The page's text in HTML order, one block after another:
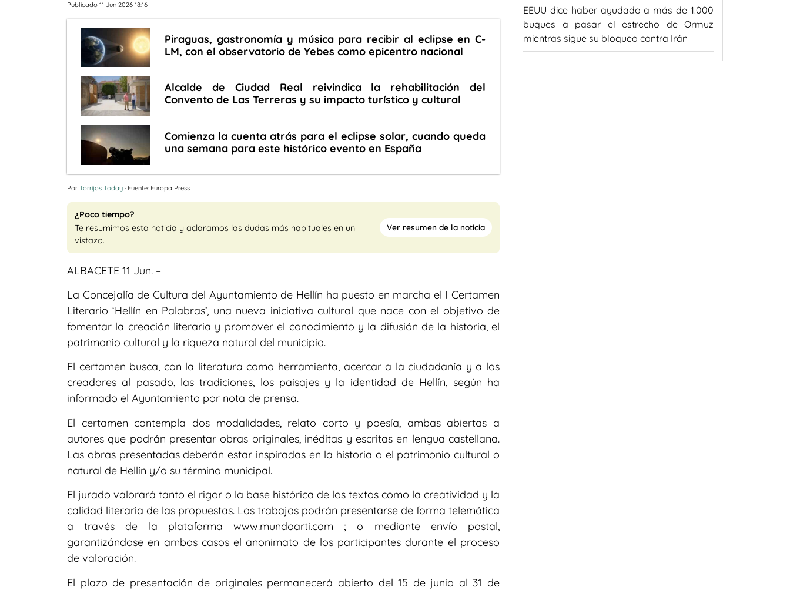
Publicado 11 Jun 2026 18:16
Piraguas, gastronomía y música para recibir al eclipse en C-
LM, con el observatorio de Yebes como epicentro nacional
Alcalde de Ciudad Real reivindica la rehabilitación del
Convento de Las Terreras y su impacto turístico y cultural
Comienza la cuenta atrás para el eclipse solar, cuando queda
una semana para este histórico evento en España
Por Torrijos Today · Fuente: Europa Press
¿Poco tiempo?
Te resumimos esta noticia y aclaramos las dudas más habituales en un
vistazo.
Ver resumen de la noticia
ALBACETE 11 Jun. –
La Concejalía de Cultura del Ayuntamiento de Hellín ha puesto en marcha el I Certamen
Literario ‘Hellín en Palabras’, una nueva iniciativa cultural que nace con el objetivo de
fomentar la creación literaria y promover el conocimiento y la difusión de la historia, el
patrimonio cultural y la riqueza natural del municipio.
El certamen busca, con la literatura como herramienta, acercar a la ciudadanía y a los
creadores al pasado, las tradiciones, los paisajes y la identidad de Hellín, según ha
informado el Ayuntamiento por nota de prensa.
El certamen contempla dos modalidades, relato corto y poesía, ambas abiertas a
autores que podrán presentar obras originales, inéditas y escritas en lengua castellana.
Las obras presentadas deberán estar inspiradas en la historia o el patrimonio cultural o
natural de Hellín y/o su término municipal.
El jurado valorará tanto el rigor o la base histórica de los textos como la creatividad y la
calidad literaria de las propuestas. Los trabajos podrán presentarse de forma telemática
a través de la plataforma www.mundoarti.com ; o mediante envío postal,
garantizándose en ambos casos el anonimato de los participantes durante el proceso
de valoración.
El plazo de presentación de originales permanecerá abierto del 15 de junio al 31 de
EEUU dice haber ayudado a más de 1.000
buques a pasar el estrecho de Ormuz
mientras sigue su bloqueo contra Irán